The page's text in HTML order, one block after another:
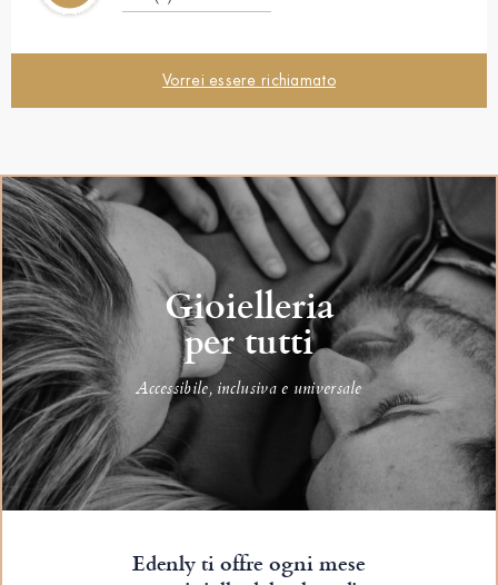
Vorrei essere richiamato
Gioielleria
per tutti
Accessibile, inclusiva e universale
Edenly ti offre ogni mese